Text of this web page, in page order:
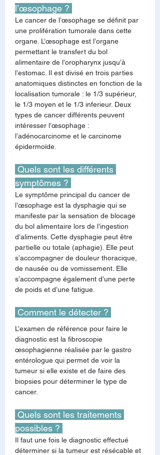
l’œsophage ?
Le cancer de l’œsophage se définit par
une prolifération tumorale dans cette
organe. L’œsophage est l’organe
permettant le transfert du bol
alimentaire de l’oropharynx jusqu’à
l’estomac. Il est divisé en trois parties
anatomiques distinctes en fonction de la
localisation tumorale : le 1/3 supérieur,
le 1/3 moyen et le 1/3 inferieur. Deux
types de cancer différents peuvent
intéresser l’œsophage :
l’adénocarcinome et le carcinome
épidermoïde.
symptômes ?
Le symptôme principal du cancer de
l’œsophage est la dysphagie qui se
manifeste par la sensation de blocage
du bol alimentaire lors de l’ingestion
d’aliments. Cette dysphagie peut être
partielle ou totale (aphagie). Elle peut
s’accompagner de douleur thoracique,
de nausée ou de vomissement. Elle
s’accompagne également d’une perte
de poids et d’une fatigue.
Comment le détecter ?
L’examen de référence pour faire le
diagnostic est la fibroscopie
œsophagienne réalisée par le gastro
entérologue qui permet de voir la
tumeur si elle existe et de faire des
biopsies pour déterminer le type de
cancer.
possibles ?
Il faut une fois le diagnostic effectué
déterminer si la tumeur est résécable et